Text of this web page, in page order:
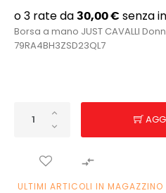
Borsa a mano JUST CAVALLI
79RA4BH3ZSD23QL7

ULTIMI ARTICOLI IN MAGAZZINO